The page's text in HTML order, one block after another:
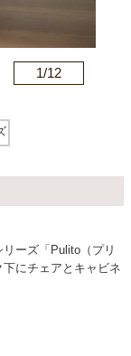
1/12
ーズ「Pulito（プリ
にチェアとキャビネ